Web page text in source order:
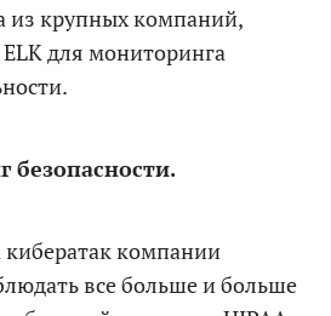
из крупных компаний,
для мониторинга
безопасности.
кибератак компании
все больше и больше